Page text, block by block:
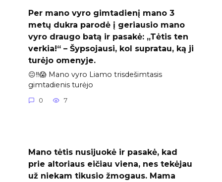
Per mano vyro gimtadienį mano 3
metų dukra parodė į geriausio mano
vyro draugo batą ir pasakė: „Tėtis ten
verkia!“ – Šypsojausi, kol supratau, ką ji
turėjo omenyje.
😐‼️😱 Mano vyro Liamo trisdešimtasis
gimtadienis turėjo
0 7
Mano tėtis nusijuokė ir pasakė, kad
prie altoriaus eičiau viena, nes tekėjau
už niekam tikusio žmogaus. Mama